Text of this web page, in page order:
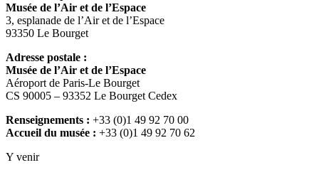
Musée de l’Air et de l’Espace
3, esplanade de l’Air et de l’Espace
93350 Le Bourget
Adresse postale :
Musée de l’Air et de l’Espace
Aéroport de Paris-Le Bourget
CS 90005 – 93352 Le Bourget Cedex
Renseignements : +33 (0)1 49 92 70 00
Accueil du musée : +33 (0)1 49 92 70 62
Y venir